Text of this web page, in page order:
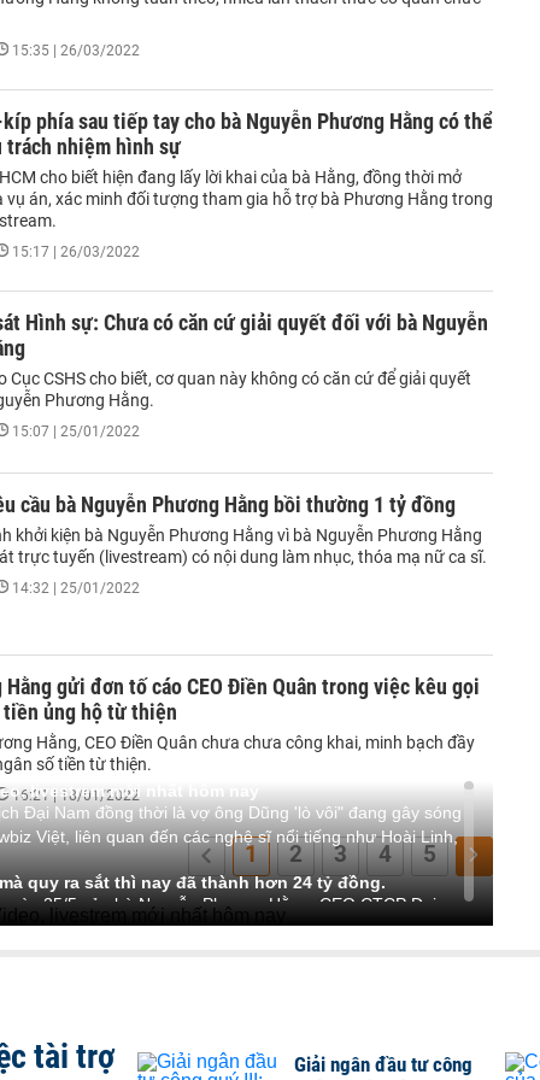
15:35 | 26/03/2022
phía sau tiếp tay cho bà Nguyễn Phương Hằng có thể
trách nhiệm hình sự
cho biết hiện đang lấy lời khai của bà Hằng, đồng thời mở
vụ án, xác minh đối tượng tham gia hỗ trợ bà Phương Hằng trong
15:17 | 26/03/2022
Hình sự: Chưa có căn cứ giải quyết đối với bà Nguyễn
Cục CSHS cho biết, cơ quan này không có căn cứ để giải quyết
Phương Hằng.
15:07 | 25/01/2022
cầu bà Nguyễn Phương Hằng bồi thường 1 tỷ đồng
khởi kiện bà Nguyễn Phương Hằng vì bà Nguyễn Phương Hằng
trực tuyến (livestream) có nội dung làm nhục, thóa mạ nữ ca sĩ.
14:32 | 25/01/2022
Hằng gửi đơn tố cáo CEO Điền Quân trong việc kêu gọi
tiền ủng hộ từ thiện
Hằng, CEO Điền Quân chưa chưa công khai, minh bạch đầy
số tiền từ thiện.
16:21 | 18/01/2022
1 2 3 4 5
livestrem mới nhất hôm nay
Đại Nam đồng thời là vợ ông Dũng 'lò vôi" đang gây sóng
Việt, liên quan đến các nghệ sĩ nổi tiếng như Hoài Linh,
quy ra sắt thì nay đã thành hơn 24 tỷ đồng.
25/5 của bà Nguyễn Phương Hằng, CEO CTCP Đại
lỗi", bà Hằng đã nhắc đến việc nghệ sỹ Hoài Linh (tên đầy
11/2020 được công bố là hơn 13,4 tỷ đồng và tới thời điểm
tài khoản của Hoài Linh từ thời điểm đó tới bây giờ và tiền
bất động sản, bà Hằng ước tính số tiền 14 tỷ đồng nếu
24,6 tỷ đồng,
tài trợ
Giải ngân đầu tư công